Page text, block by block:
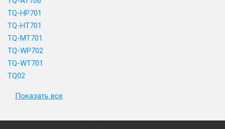
TQ-HP701
TQ-HT701
TQ-MT701
TQ-WP702
TQ-WT701
TQ02
Показать все